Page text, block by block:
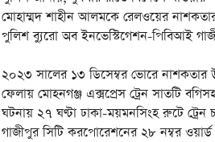
মোহাম্মদ শাহীন আলমকে রেলওয়ের নাশকতার
পুলিশ ব্যুরো অব ইনভেস্টিগেশন-পিবিআই
২০২৩ সালের ১৩ ডিসেম্বর ভোরে নাশকতার
ফেলায় মোহনগঞ্জ এক্সপ্রেস ট্রেন সাতটি
ঘটনায় ২৭ ঘণ্টা ঢাকা-ময়মনসিংহ রুটে ট্রেন
গাজীপুর সিটি করপোরেশনের ২৮ নম্বর